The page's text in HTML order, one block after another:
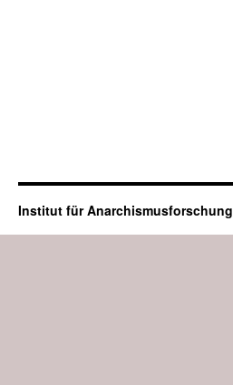
Institut für Anarchismusforschung